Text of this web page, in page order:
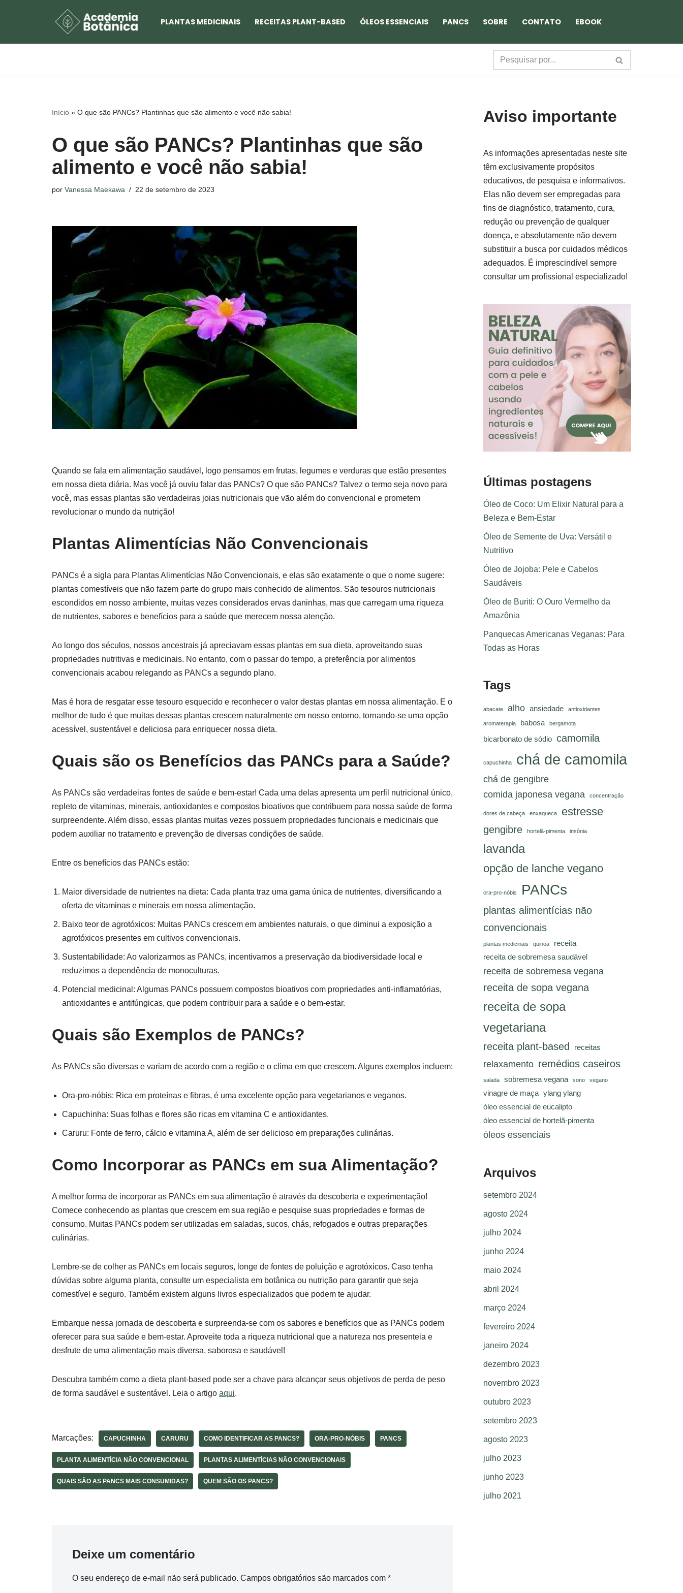
para
PLANTAS MEDICINAIS RECEITAS PLANT-BASED ÓLEOS ESSENCIAIS PANCS SOBRE CONTATO EBOOK
Início » O que são PANCs? Plantinhas que são alimento e você não sabia!
O que são PANCs? Plantinhas que são
alimento e você não sabia!
por Vanessa Maekawa 22 de setembro de 2023
Quando se fala em alimentação saudável, logo pensamos em frutas, legumes e verduras que estão presentes
em nossa dieta diária. Mas você já ouviu falar das PANCs? O que são PANCs? Talvez o termo seja novo para
você, mas essas plantas são verdadeiras joias nutricionais que vão além do convencional e prometem
revolucionar o mundo da nutrição!
Plantas Alimentícias Não Convencionais
PANCs é a sigla para Plantas Alimentícias Não Convencionais, e elas são exatamente o que o nome sugere:
plantas comestíveis que não fazem parte do grupo mais conhecido de alimentos. São tesouros nutricionais
escondidos em nosso ambiente, muitas vezes considerados ervas daninhas, mas que carregam uma riqueza
de nutrientes, sabores e benefícios para a saúde que merecem nossa atenção.
Ao longo dos séculos, nossos ancestrais já apreciavam essas plantas em sua dieta, aproveitando suas
propriedades nutritivas e medicinais. No entanto, com o passar do tempo, a preferência por alimentos
convencionais acabou relegando as PANCs a segundo plano.
Mas é hora de resgatar esse tesouro esquecido e reconhecer o valor destas plantas em nossa alimentação. E o
melhor de tudo é que muitas dessas plantas crescem naturalmente em nosso entorno, tornando-se uma opção
acessível, sustentável e deliciosa para enriquecer nossa dieta.
Quais são os Benefícios das PANCs para a Saúde?
As PANCs são verdadeiras fontes de saúde e bem-estar! Cada uma delas apresenta um perfil nutricional único,
repleto de vitaminas, minerais, antioxidantes e compostos bioativos que contribuem para nossa saúde de forma
surpreendente. Além disso, essas plantas muitas vezes possuem propriedades funcionais e medicinais que
podem auxiliar no tratamento e prevenção de diversas condições de saúde.
Entre os benefícios das PANCs estão:
Maior diversidade de nutrientes na dieta: Cada planta traz uma gama única de nutrientes, diversificando a
oferta de vitaminas e minerais em nossa alimentação.
Baixo teor de agrotóxicos: Muitas PANCs crescem em ambientes naturais, o que diminui a exposição a
agrotóxicos presentes em cultivos convencionais.
Sustentabilidade: Ao valorizarmos as PANCs, incentivamos a preservação da biodiversidade local e
reduzimos a dependência de monoculturas.
Potencial medicinal: Algumas PANCs possuem compostos bioativos com propriedades anti-inflamatórias,
antioxidantes e antifúngicas, que podem contribuir para a saúde e o bem-estar.
Quais são Exemplos de PANCs?
As PANCs são diversas e variam de acordo com a região e o clima em que crescem. Alguns exemplos incluem:
Ora-pro-nóbis: Rica em proteínas e fibras, é uma excelente opção para vegetarianos e veganos.
Capuchinha: Suas folhas e flores são ricas em vitamina C e antioxidantes.
Caruru: Fonte de ferro, cálcio e vitamina A, além de ser delicioso em preparações culinárias.
Como Incorporar as PANCs em sua Alimentação?
A melhor forma de incorporar as PANCs em sua alimentação é através da descoberta e experimentação!
Comece conhecendo as plantas que crescem em sua região e pesquise suas propriedades e formas de
consumo. Muitas PANCs podem ser utilizadas em saladas, sucos, chás, refogados e outras preparações
culinárias.
Lembre-se de colher as PANCs em locais seguros, longe de fontes de poluição e agrotóxicos. Caso tenha
dúvidas sobre alguma planta, consulte um especialista em botânica ou nutrição para garantir que seja
comestível e seguro. Também existem alguns livros especializados que podem te ajudar.
Embarque nessa jornada de descoberta e surpreenda-se com os sabores e benefícios que as PANCs podem
oferecer para sua saúde e bem-estar. Aproveite toda a riqueza nutricional que a natureza nos presenteia e
desfrute de uma alimentação mais diversa, saborosa e saudável!
Descubra também como a dieta plant-based pode ser a chave para alcançar seus objetivos de perda de peso
de forma saudável e sustentável. Leia o artigo aqui.
Marcações: CAPUCHINHA CARURU COMO IDENTIFICAR AS PANCS? ORA-PRO-NÓBIS PANCS
PLANTA ALIMENTÍCIA NÃO CONVENCIONAL PLANTAS ALIMENTÍCIAS NÃO CONVENCIONAIS
QUAIS SÃO AS PANCS MAIS CONSUMIDAS? QUEM SÃO OS PANCS?
Deixe um comentário
O seu endereço de e-mail não será publicado. Campos obrigatórios são marcados com *
Aviso importante
As informações apresentadas neste site
têm exclusivamente propósitos
educativos, de pesquisa e informativos.
Elas não devem ser empregadas para
fins de diagnóstico, tratamento, cura,
redução ou prevenção de qualquer
doença, e absolutamente não devem
substituir a busca por cuidados médicos
adequados. É imprescindível sempre
consultar um profissional especializado!
Últimas postagens
Óleo de Coco: Um Elixir Natural para a
Beleza e Bem-Estar
Óleo de Semente de Uva: Versátil e
Nutritivo
Óleo de Jojoba: Pele e Cabelos
Saudáveis
Óleo de Buriti: O Ouro Vermelho da
Amazônia
Panquecas Americanas Veganas: Para
Todas as Horas
Tags
abacate alho ansiedade antioxidantes
aromaterapia babosa bergamota
bicarbonato de sódio camomila
capuchinha chá de camomila
chá de gengibre
comida japonesa vegana
concentração
dores de cabeça enxaqueca estresse
gengibre hortelã-pimenta insônia
lavanda
opção de lanche vegano
ora-pro-nóbis PANCs
plantas alimentícias não
convencionais
plantas medicinais quinoa
receita
receita de sobremesa saudável
receita de sobremesa vegana
receita de sopa vegana
receita de sopa
vegetariana
receita plant-based receitas
relaxamento remédios caseiros
salada sobremesa vegana sono vegano
vinagre de maça ylang ylang
óleo essencial de eucalipto
óleo essencial de hortelã-pimenta
óleos essenciais
Arquivos
setembro 2024
agosto 2024
julho 2024
junho 2024
maio 2024
abril 2024
março 2024
fevereiro 2024
janeiro 2024
dezembro 2023
novembro 2023
outubro 2023
setembro 2023
agosto 2023
julho 2023
junho 2023
julho 2021